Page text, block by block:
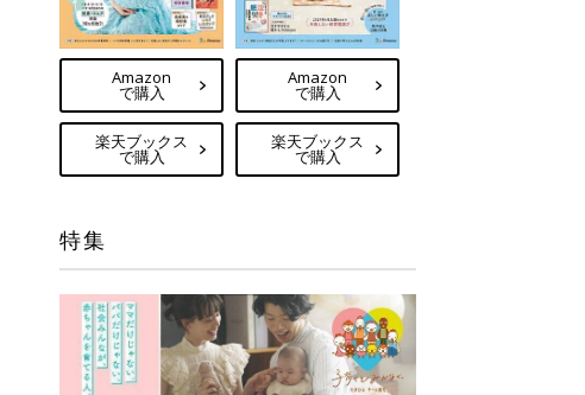
Amazon
で購入
楽天ブックス
で購入
Amazon
で購入
楽天ブックス
で購入
特集